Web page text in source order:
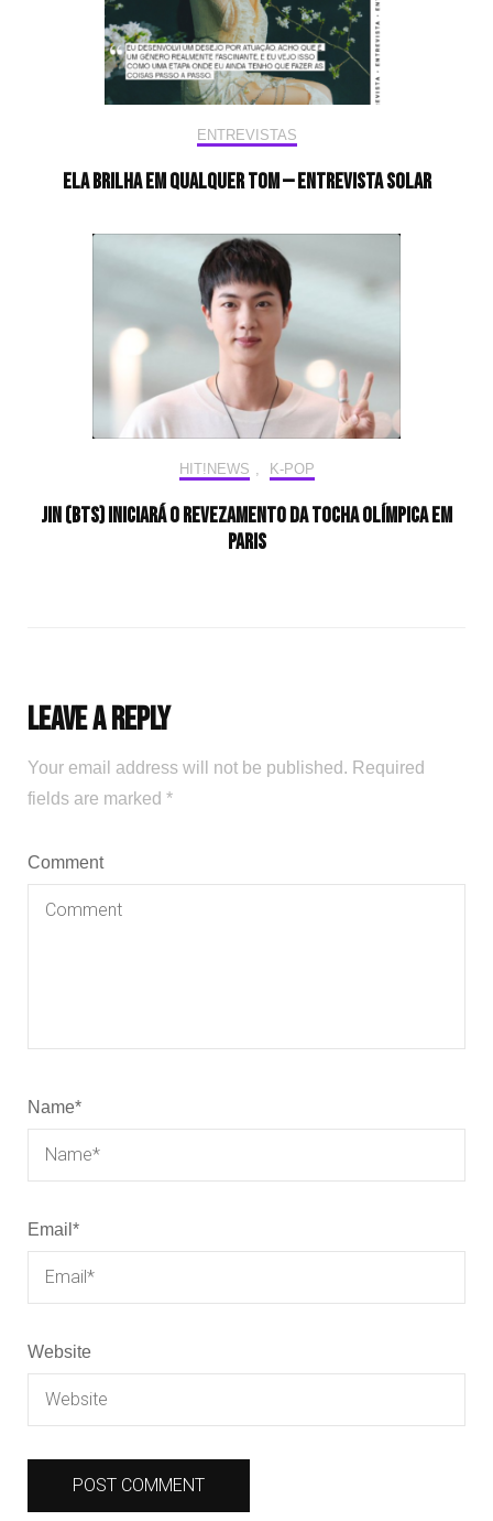
ENTREVISTAS
Ela brilha em qualquer tom — Entrevista Solar
HIT!NEWS , K-POP
Jin (BTS) iniciará o revezamento da tocha olímpica em
Paris
Leave a Reply
Your email address will not be published. Required
fields are marked *
Comment
Name*
Email *
Website